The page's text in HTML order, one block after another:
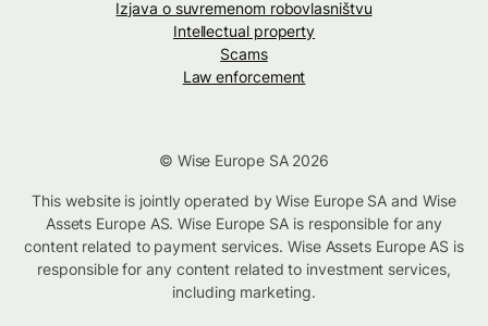
Izjava o suvremenom robovlasništvu
Intellectual property
Scams
Law enforcement
© Wise Europe SA 2026
This website is jointly operated by Wise Europe SA and Wise
Assets Europe AS. Wise Europe SA is responsible for any
content related to payment services. Wise Assets Europe AS is
responsible for any content related to investment services,
including marketing.